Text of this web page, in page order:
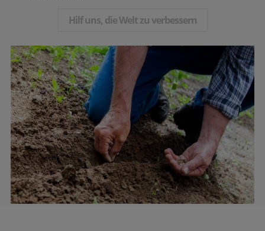
Hilf uns, die Welt zu verbessern